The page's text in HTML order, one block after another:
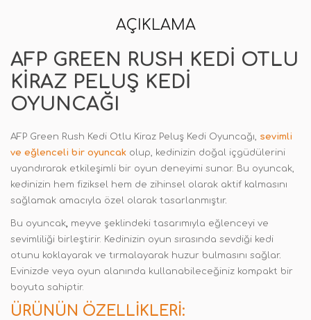
AÇIKLAMA
AFP GREEN RUSH KEDI OTLU
KIRAZ PELUŞ KEDI
OYUNCAĞI
AFP Green Rush Kedi Otlu Kiraz Peluş Kedi Oyuncağı, sevimli
ve eğlenceli bir oyuncak olup, kedinizin doğal içgüdülerini
uyandırarak etkileşimli bir oyun deneyimi sunar. Bu oyuncak,
kedinizin hem fiziksel hem de zihinsel olarak aktif kalmasını
sağlamak amacıyla özel olarak tasarlanmıştır.
Bu oyuncak, meyve şeklindeki tasarımıyla eğlenceyi ve
sevimliliği birleştirir. Kedinizin oyun sırasında sevdiği kedi
otunu koklayarak ve tırmalayarak huzur bulmasını sağlar.
Evinizde veya oyun alanında kullanabileceğiniz kompakt bir
boyuta sahiptir.
ÜRÜNÜN ÖZELLIKLERI: